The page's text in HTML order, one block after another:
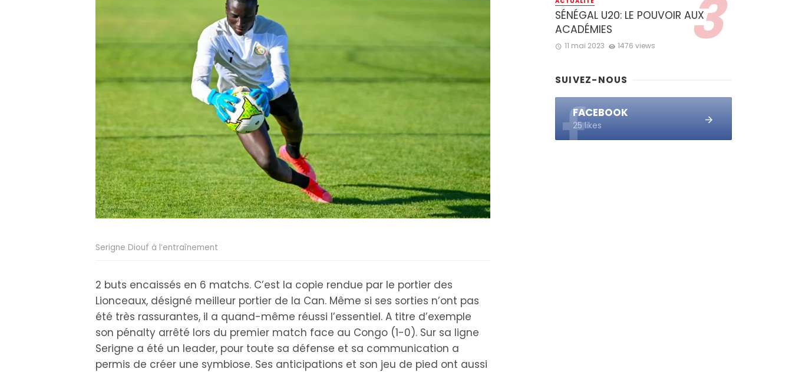
Serigne Diouf à l’entraînement
2 buts encaissés en 6 matchs. C’est la copie rendue par le portier des
Lionceaux, désigné meilleur portier de la Can. Même si ses sorties n’ont pas
été très rassurantes, il a quand-même réussi l’essentiel. A titre d’exemple
son pénalty arrêté lors du premier match face au Congo (1-0). Sur sa ligne
Serigne a été un leader, pour toute sa défense et sa communication a
permis de créer une symbiose. Ses anticipations et son jeu de pied ont aussi
SÉNÉGAL U20: LE POUVOIR AUX
ACADÉMIES
11 mai 2023 1476 views
SUIVEZ-NOUS
FACEBOOK
25 likes